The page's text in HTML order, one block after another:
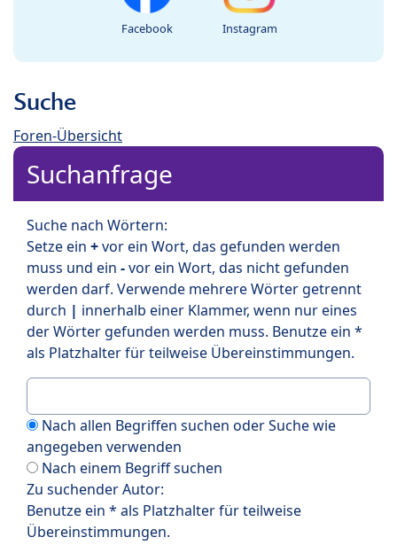
Facebook Instagram
Suche
Foren-Übersicht
Suchanfrage
Suche nach Wörtern:
Setze ein +vor ein Wort, das gefunden werden
muss und ein -vor ein Wort, das nicht gefunden
werden darf. Verwende mehrere Wörter getrennt
durch | innerhalb einer Klammer, wenn nur eines
der Wörter gefunden werden muss. Benutze ein *
als Platzhalter für teilweise Übereinstimmungen.
Nach allen Begriffen suchen oder Suche wie
angegeben verwenden
Nach einem Begriff suchen
Zu suchender Autor:
Benutze ein * als Platzhalter für teilweise
Übereinstimmungen.